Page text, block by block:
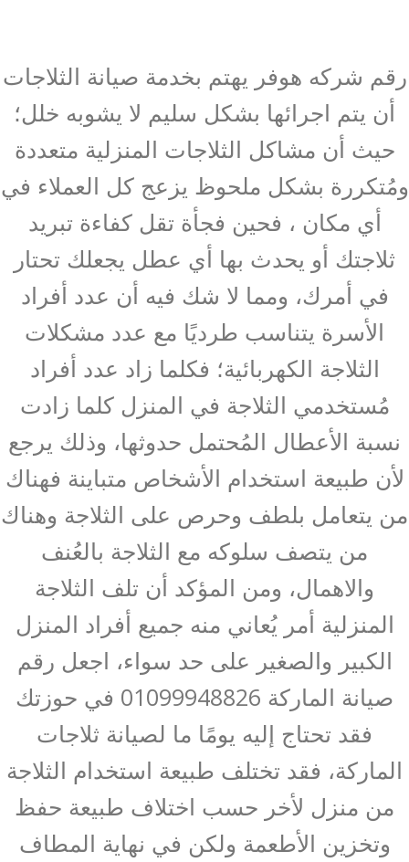
رقم شركه هوفر يهتم بخدمة صيانة الثلاجات
أن يتم اجرائها بشكل سليم لا يشوبه خلل؛
حيث أن مشاكل الثلاجات المنزلية متعددة
ومُتكررة بشكل ملحوظ يزعج كل العملاء في
أي مكان ، فحين فجأة تقل كفاءة تبريد
ثلاجتك أو يحدث بها أي عطل يجعلك تحتار
في أمرك، ومما لا شك فيه أن عدد أفراد
الأسرة يتناسب طرديًا مع عدد مشكلات
الثلاجة الكهربائية؛ فكلما زاد عدد أفراد
مُستخدمي الثلاجة في المنزل كلما زادت
نسبة الأعطال المُحتمل حدوثها، وذلك يرجع
لأن طبيعة استخدام الأشخاص متباينة فهناك
من يتعامل بلطف وحرص على الثلاجة وهناك
من يتصف سلوكه مع الثلاجة بالعُنف
والاهمال، ومن المؤكد أن تلف الثلاجة
المنزلية أمر يُعاني منه جميع أفراد المنزل
الكبير والصغير على حد سواء، اجعل رقم
صيانة الماركة 01099948826 في حوزتك
فقد تحتاج إليه يومًا ما لصيانة ثلاجات
الماركة، فقد تختلف طبيعة استخدام الثلاجة
من منزل لأخر حسب اختلاف طبيعة حفظ
وتخزين الأطعمة ولكن في نهاية المطاف